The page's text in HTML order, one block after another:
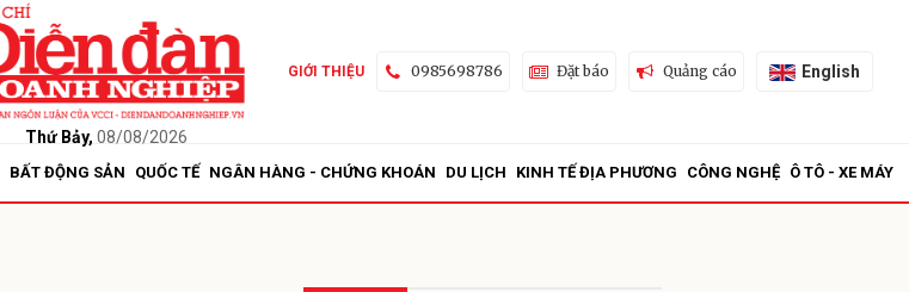
Thứ Bảy, 08/08/2026
GIỚI THIỆU 0985698786 Đặt báo Quảng cáo English
BẤT ĐỘNG SẢN QUỐC TẾ NGÂN HÀNG - CHỨNG KHOÁN DU LỊCH KINH TẾ ĐỊA PHƯƠNG CÔNG NGHỆ Ô TÔ - XE MÁY